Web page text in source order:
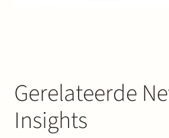
Gerelateerde
Insights